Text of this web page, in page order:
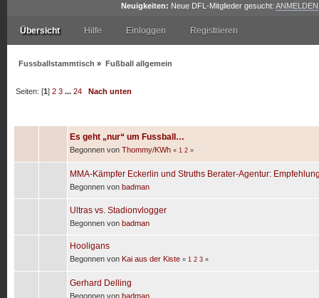
Neuigkeiten: Neue DFL-Mitglieder gesucht: ANMELDEN
Übersicht Hilfe Einloggen Registrieren
Fussballstammtisch » Fußball allgemein
Seiten: [1]2 3 ...24 Nach unten
Es geht „nur“ um Fussball…
Begonnen von Thommy/KWh « 1 2 »
MMA-Kämpfer Eckerlin und Struths Berater-Agentur:
Begonnen von badman
Ultras vs. Stadionvlogger
Begonnen von badman
Hooligans
Begonnen von Kai aus der Kiste « 1 2 3 »
Gerhard Delling
Begonnen von badman